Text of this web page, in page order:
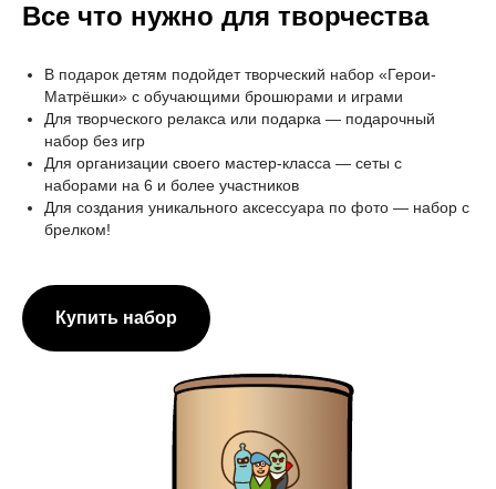
Все что нужно для творчества
В подарок детям подойдет творческий набор «Герои-
Матрёшки» с обучающими брошюрами и играми
Для творческого релакса или подарка — подарочный
набор без игр
Для организации своего мастер-класса — сеты с
наборами на 6 и более участников
Для создания уникального аксессуара по фото — набор с
брелком!
Купить набор